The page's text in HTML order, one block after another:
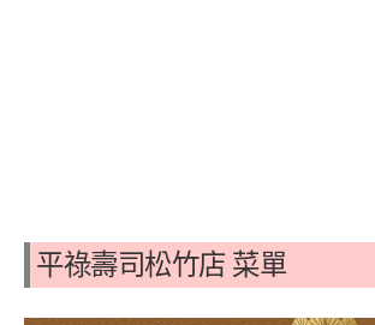
平祿壽司松竹店 菜單